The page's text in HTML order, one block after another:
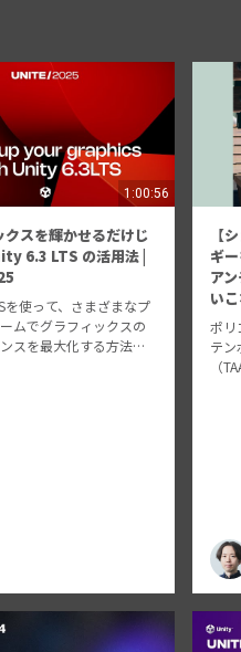
1:00:56
スを輝かせるだけじ
6.3 LTS の活用法 |
を使って、さまざまなプ
ムでグラフィックスの
スを最大化する方法を
【
ギ
ア
い
ポリ
テン
（